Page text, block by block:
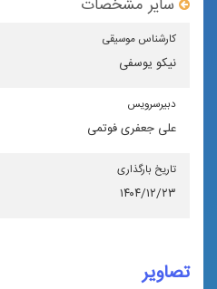
سایر مشخصات
كارشناس موسیقی
نیکو یوسفی
دبیرسرویس
علی جعفری فوتمی
تاریخ بارگذاری
۱۴۰۴/۱۲/۲۳
تصاویر